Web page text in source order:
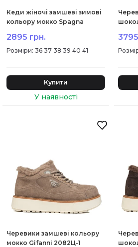
Кеди жіночі замшеві зимові
кольору мокко Spagna
2895 грн.
: 36 37 38 39 40 41
Купити
Черевики замшеві кольору
мокко Gifanni 2082Ц-1